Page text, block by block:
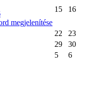
megjelenítése
15 16
22
23
29
30
5 6